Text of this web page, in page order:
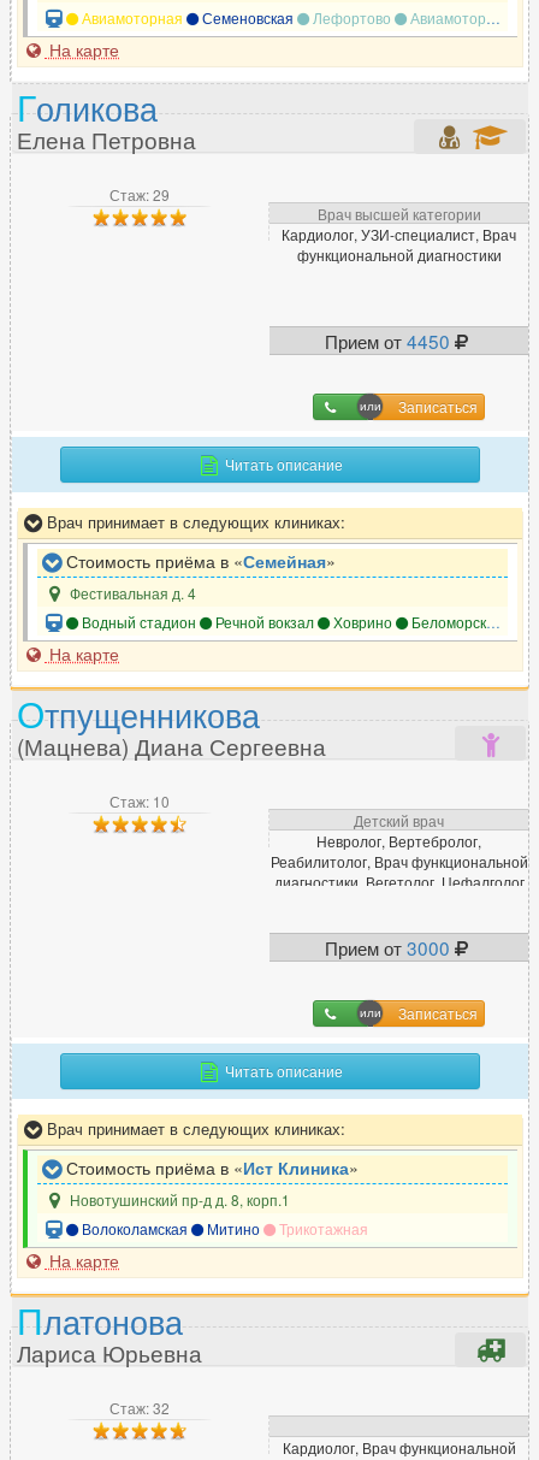
Нейрохирург 81
Неонатолог
Нефролог 77
Нутрициолог 65
525
640
Паразитолог 9
Педиатр
Пластический хирург 343
Подолог
Проктолог 220
Профпатолог
Психиатр 635
Психиатр-нарколог 138
Психолог
Пульмонолог 150
45
286
Репродуктолог (ЭКО) 207
Рефлексотерапевт
С
Сексолог
Сомнолог 51
Спортивный врач 73
Стоматолог 4669
Авиамоторная
Семеновская Лефортово Авиамоторная
На карте
Стаж: 29
Врач высшей категории
Кардиолог, УЗИ-специалист, Врач
функциональной диагностики
Прием от4450
Записаться
Голикова
Елена Петровна
Читать описание
Врач принимает в следующих клиниках:
Стоимость приёма в «Семейная»
Фестивальная д. 4
Водный стадион
Речной вокзал Ховрино Беломорская
На карте
Стаж: 10
Детский врач
Невролог, Вертебролог,
Реабилитолог, Врач функциональной
диагностики, Вегетолог, Цефалголог
Прием от3000
Записаться
Отпущенникова
(Мацнева) Диана Сергеевна
Читать описание
Врач принимает в следующих клиниках:
Стоимость приёма в «Ист Клиника»
Новотушинский пр-д д. 8, корп.1
Волоколамская
Митино Трикотажная
На карте
Стаж: 32
Кардиолог, Врач функциональной
Платонова
Лариса Юрьевна